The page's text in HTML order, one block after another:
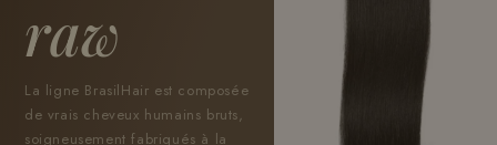
raw
La ligne BrasilHair est composée
de vrais cheveux humains bruts,
soigneusement fabriqués à la